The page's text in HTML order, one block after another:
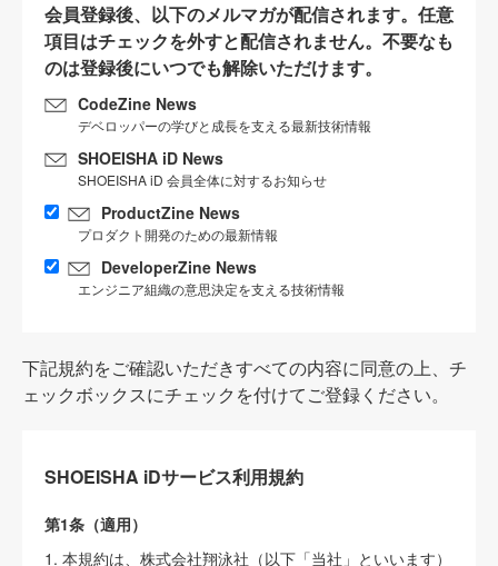
会員登録後、以下のメルマガが配信されます。任意
項目はチェックを外すと配信されません。不要なも
のは登録後にいつでも解除いただけます。
CodeZine News
デベロッパーの学びと成長を支える最新技術情報
SHOEISHA iD News
SHOEISHA iD 会員全体に対するお知らせ
ProductZine News
プロダクト開発のための最新情報
DeveloperZine News
エンジニア組織の意思決定を支える技術情報
下記規約をご確認いただきすべての内容に同意の上、チ
ェックボックスにチェックを付けてご登録ください。
SHOEISHA iDサービス利用規約
第1条（適用）
1. 本規約は、株式会社翔泳社（以下「当社」といいます）